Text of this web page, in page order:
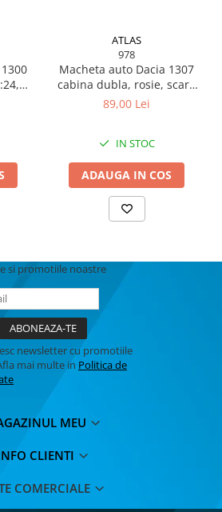
ATLAS
978
Macheta auto Dacia 1307
cabina dubla, rosie, scara
1:43 Atlas
89,00 Lei
IN STOC
ADAUGA IN COS
si promotiile noastre
newsletter cu promotiile
mai multe in Politica de
MEU
CLIENTI
COMERCIALE